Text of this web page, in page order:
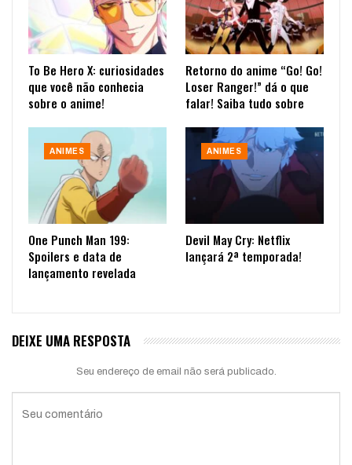
To Be Hero X: curiosidades
que você não conhecia
sobre o anime!
Retorno do anime “Go! Go!
Loser Ranger!” dá o que
falar! Saiba tudo sobre
ANIMES
One Punch Man 199:
Spoilers e data de
lançamento revelada
ANIMES
Devil May Cry: Netflix
lançará 2ª temporada!
DEIXE UMA RESPOSTA
Seu endereço de email não será publicado.